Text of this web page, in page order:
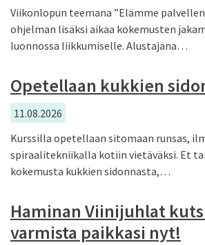
Viikonlopun teemana ”Elämme
ohjelman lisäksi aikaa kokemusten
luonnossa liikkumiselle. Alustajana…
Opetellaan kukkien
11.08.2026
Kurssilla opetellaan sitomaan runsas,
spiraalitekniikalla kotiin vietäväksi. Et
kokemusta kukkien sidonnasta,…
Haminan Viinijuhlat
varmista paikkasi nyt!